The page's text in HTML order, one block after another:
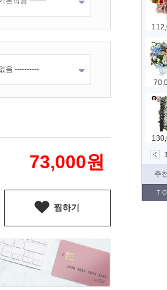
73,000원
찜하기